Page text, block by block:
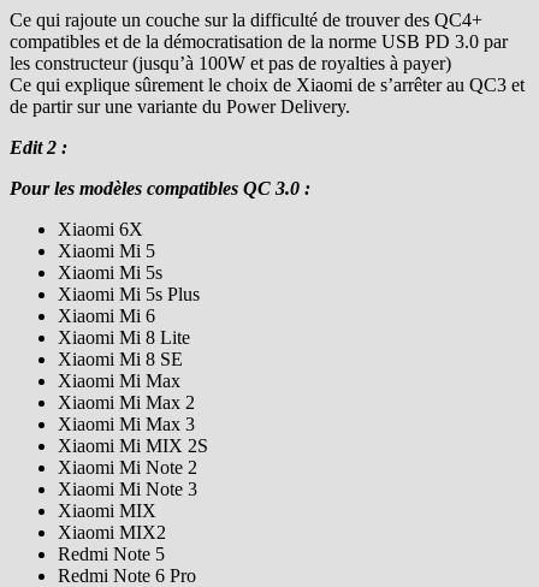
Ce qui rajoute un couche sur la difficulté de trouver des QC4+
compatibles et de la démocratisation de la norme USB PD 3.0 par
les constructeur (jusqu’à 100W et pas de royalties à payer)
Ce qui explique sûrement le choix de Xiaomi de s’arrêter au QC3 et
de partir sur une variante du Power Delivery.
Edit 2 :
Pour les modèles compatibles QC 3.0 :
Xiaomi 6X
Xiaomi Mi 5
Xiaomi Mi 5s
Xiaomi Mi 5s Plus
Xiaomi Mi 6
Xiaomi Mi 8 Lite
Xiaomi Mi 8 SE
Xiaomi Mi Max
Xiaomi Mi Max 2
Xiaomi Mi Max 3
Xiaomi Mi MIX 2S
Xiaomi Mi Note 2
Xiaomi Mi Note 3
Xiaomi MIX
Xiaomi MIX2
Redmi Note 5
Redmi Note 6 Pro